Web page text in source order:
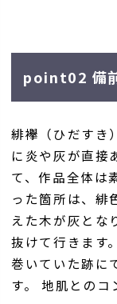
point02 備前
緋襷（ひだすき
に炎や灰が直接
て、作品全体は
った箇所は、緋
えた木が灰とな
抜けて行きます
巻いていた跡に
す。 地肌とのコ